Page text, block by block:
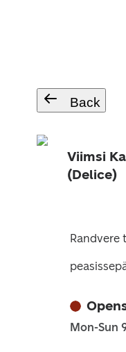
Back
Viimsi
(Delice)
Randvere
Mon-Sun